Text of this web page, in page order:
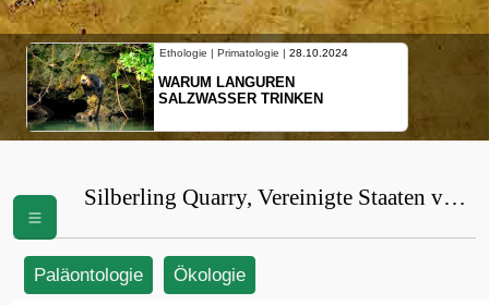
Ethologie | Primatologie | 28.10.2024
WARUM LANGUREN
SALZWASSER TRINKEN
Silberling Quarry, Vereinigte Staaten von
Paläontologie Ökologie